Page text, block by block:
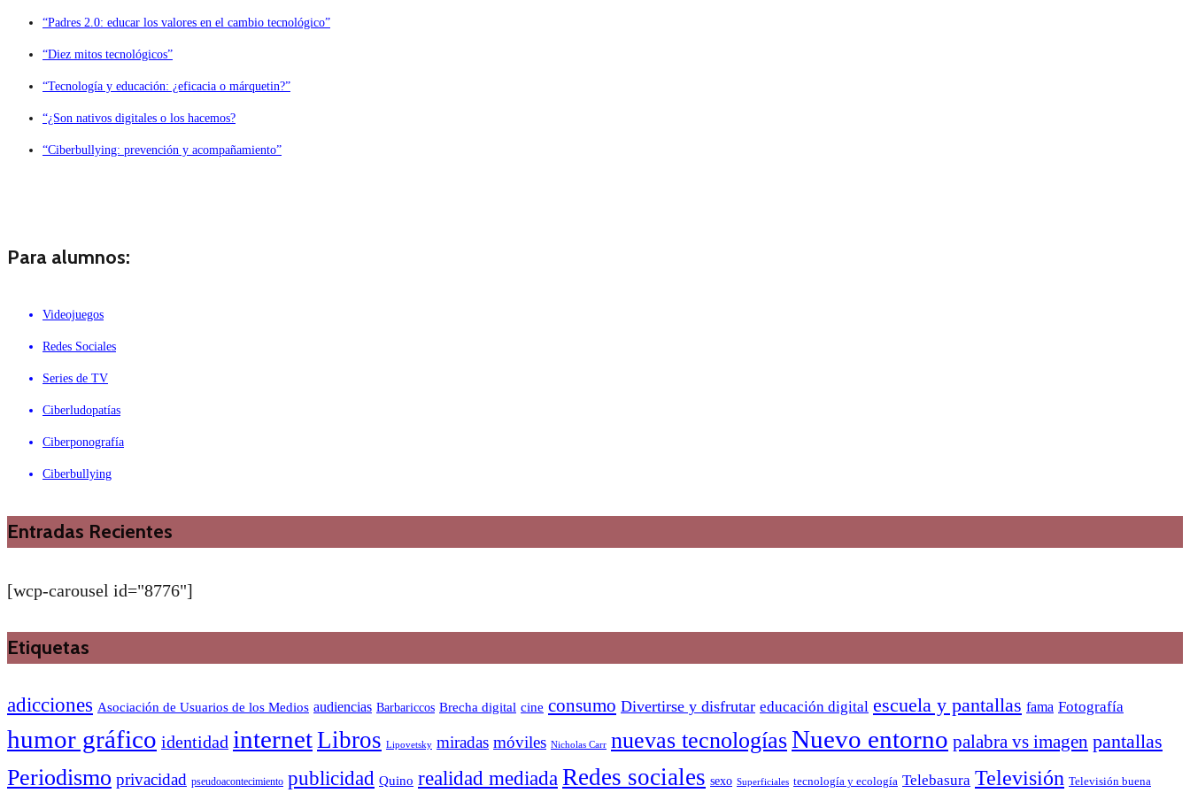
“Padres 2.0: educar los valores en el cambio tecnológico”
“Diez mitos tecnológicos”
“Tecnología y educación: ¿eficacia o márquetin?”
“¿Son nativos digitales o los hacemos?
“Ciberbullying: prevención y acompañamiento”
Para alumnos:
Videojuegos
Redes Sociales
Series de TV
Ciberludopatías
Ciberponografía
Ciberbullying
Entradas Recientes
[wcp-carousel id="8776"]
Etiquetas
adicciones Asociación de Usuarios de los Medios audiencias Barbariccos Brecha digital cine consumo Divertirse y disfrutar educación digital escuela y pantallas fama Fotografía
humor gráfico identidad internetLibros Lipovetsky miradas móviles Nicholas Carr nuevas tecnologíasNuevo entorno palabra vs imagen pantallas
Periodismo privacidad pseudoacontecimiento publicidad Quino realidad mediada Redes sociales sexo Superficiales tecnología y ecología Telebasura Televisión Televisión buena